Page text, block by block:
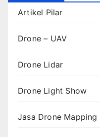
Artikel Pilar
Drone – UAV
Drone Lidar
Drone Light Show
Jasa Drone Mapping